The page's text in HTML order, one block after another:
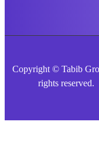
Copyright © Tabib
rights